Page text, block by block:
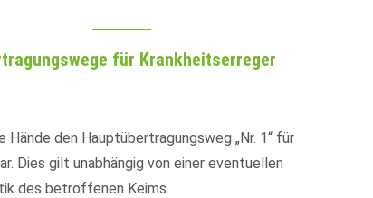
für Krankheitserreger
den Hauptübertragungsweg „Nr. 1“ für
Dies gilt unabhängig von einer eventuellen
des betroffenen Keims.